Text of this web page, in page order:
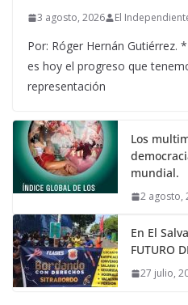
3 agosto, 2026 El
Por: Róger Hernán Gutiérrez.
es hoy el progreso que
representación
Los
mundial.
2 agosto,
En El
FUTURO
27 julio,